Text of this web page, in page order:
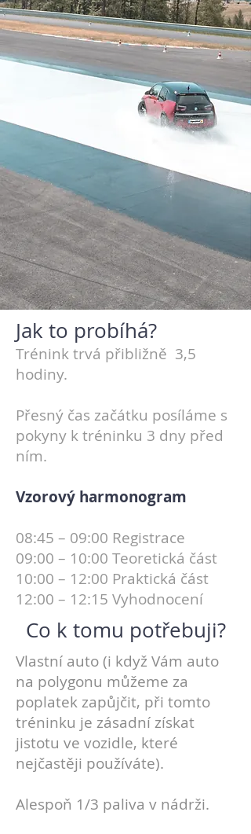
Jak to probíhá?
Trénink trvá přibližně 3,5
hodiny.
Přesný čas začátku posíláme s
pokyny k tréninku 3 dny před
ním.
Vzorový harmonogram
08:45 – 09:00 Registrace
09:00 – 10:00 Teoretická část
10:00 – 12:00 Praktická část
12:00 – 12:15 Vyhodnocení
Co k tomu potřebuji?
Vlastní auto (i když Vám auto
na polygonu můžeme za
poplatek zapůjčit, při tomto
tréninku je zásadní získat
jistotu ve vozidle, které
nejčastěji používáte).
Alespoň 1/3 paliva v nádrži.